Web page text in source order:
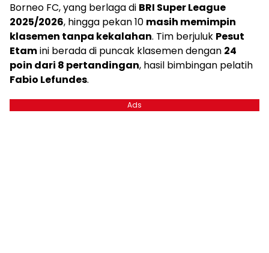
Borneo FC, yang berlaga di BRI Super League
2025/2026, hingga pekan 10 masih memimpin
klasemen tanpa kekalahan. Tim berjuluk Pesut
Etamini berada di puncak klasemen dengan 24
poin dari 8 pertandingan, hasil bimbingan pelatih
Fabio Lefundes.
Ads